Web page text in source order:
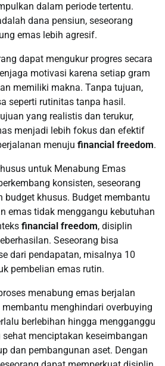
dalam periode tertentu.
dana pensiun, seseorang
emas lebih agresif.
dapat mengukur progres secara
motivasi karena setiap gram
memiliki makna. Tanpa tujuan,
seperti rutinitas tanpa hasil.
yang realistis dan terukur,
menjadi lebih fokus dan efektif
menuju financial freedom.
untuk Menabung Emas
konsisten, seseorang
budget khusus. Budget membantu
emas tidak menggangu kebutuhan
financial freedom, disiplin
Seseorang bisa
dari pendapatan, misalnya 10
pembelian emas rutin.
menabung emas berjalan
menghindari overbuying
berlebihan hingga mengganggu
menciptakan keseimbangan
dan pembangunan aset. Dengan